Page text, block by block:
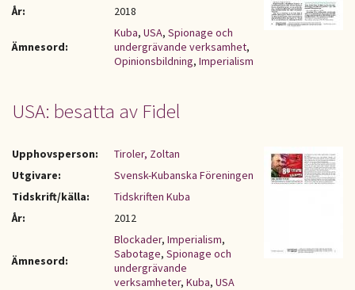
År:
2018
Ämnesord:
Kuba, USA, Spionage och
undergrävande verksamhet,
Opinionsbildning, Imperialism
USA: besatta av Fidel
Upphovsperson:
Tiroler, Zoltan
Utgivare:
Svensk-Kubanska Föreningen
Tidskrift/källa:
Tidskriften Kuba
År:
2012
Ämnesord:
Blockader, Imperialism,
Sabotage, Spionage och
undergrävande
verksamheter, Kuba, USA